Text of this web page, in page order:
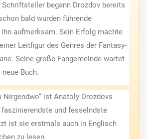
Schriftsteller begann Drozdov bereits
bald wurden führende
aufmerksam. Sein Erfolg machte
Leitfigur des Genres der Fantasy-
Seine große Fangemeinde wartet
Buch.
Nirgendwo“ ist Anatoly Drozdovs
und fesselndste
ist sie erstmals auch in Englisch
zu lesen.